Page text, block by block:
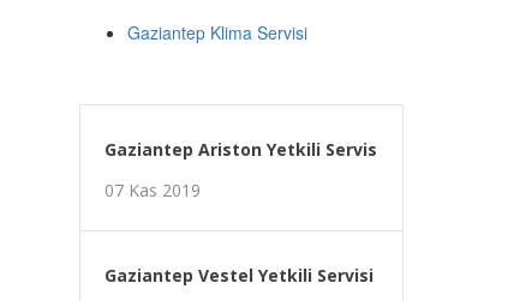
Gaziantep Klima Servisi
Gaziantep Ariston Yetkili Servis
07 Kas 2019
Gaziantep Vestel Yetkili Servisi